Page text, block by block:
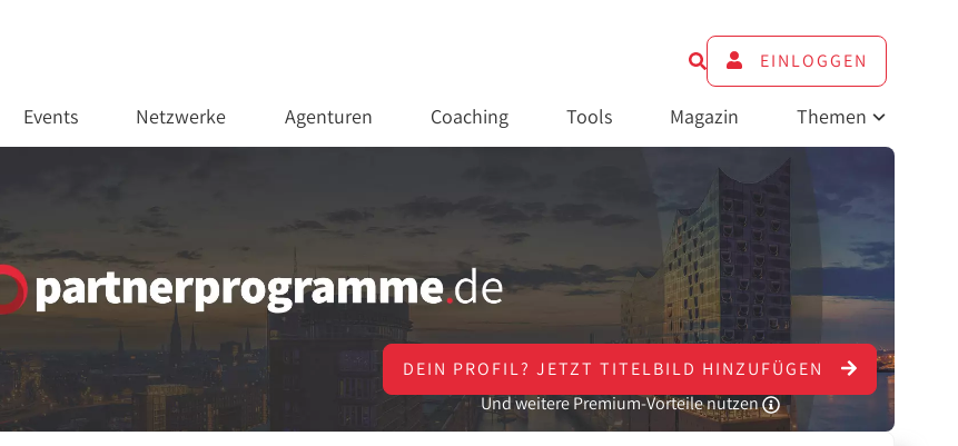
EINLOGGEN
Events Netzwerke Agenturen Coaching Tools Magazin Themen
DEIN PROFIL? JETZT TITELBILD HINZUFÜGEN
Und weitere Premium-Vorteile nutzen